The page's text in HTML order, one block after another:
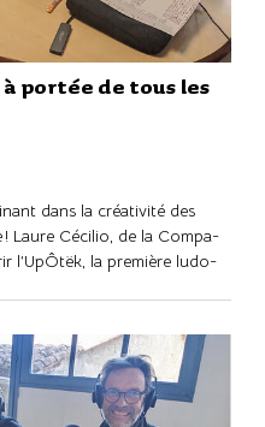
à portée de tous les
dans la créa­ti­vité des
! Laure Céci­lio, de la Compa­
l’UpÔtëk, la première ludo­